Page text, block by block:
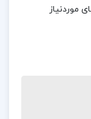
از آجر زرد و
دستهٔ دخترها
موردنیاز